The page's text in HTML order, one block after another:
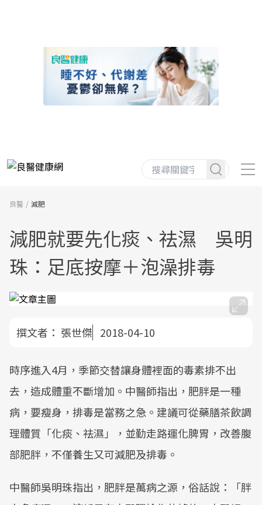
良醫 減肥
減肥就要先化痰、祛濕 吳明
珠：足底按摩＋泡澡排毒
撰文者： 張世傑 2018-04-10
時序進入4月，季節交替讓身體裡面的毒素排不出
去，造成體重不斷增加。中醫師指出，肥胖是一種
病，要瘦身，排毒是當務之急。建議可從藥膳茶飲調
理體質「化痰、祛濕」，並勤走路運化脾胃，改善腹
部肥胖，不僅養生又可減肥及排毒。
中醫師吳明珠指出，肥胖是萬病之源，俗話說：「胖